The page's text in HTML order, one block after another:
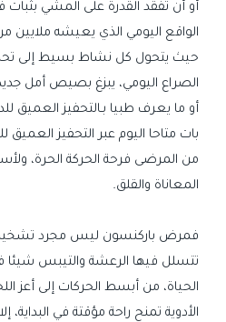
أو أن تفقد القدرة على المشي
الواقع اليومي الذي يعيشه ملايين
حيث يتحول كل نشاط بسيط إلى
الصراع اليومي، يبزغ بصيص أمل
أو ما يعرف طبيا بـالتحفيز العميق
بات متاحا اليوم عبر التحفيز العميق
من المرضى فرحة الحركة الحرة،
المعاناة والقلق.
فمرض باركنسون ليس مجرد
تتسلل فيها الرعشة والتيبس شيئا
الحياة، من أبسط الحركات إلى أعز
الأدوية تمنح راحة مؤقتة في البداية،